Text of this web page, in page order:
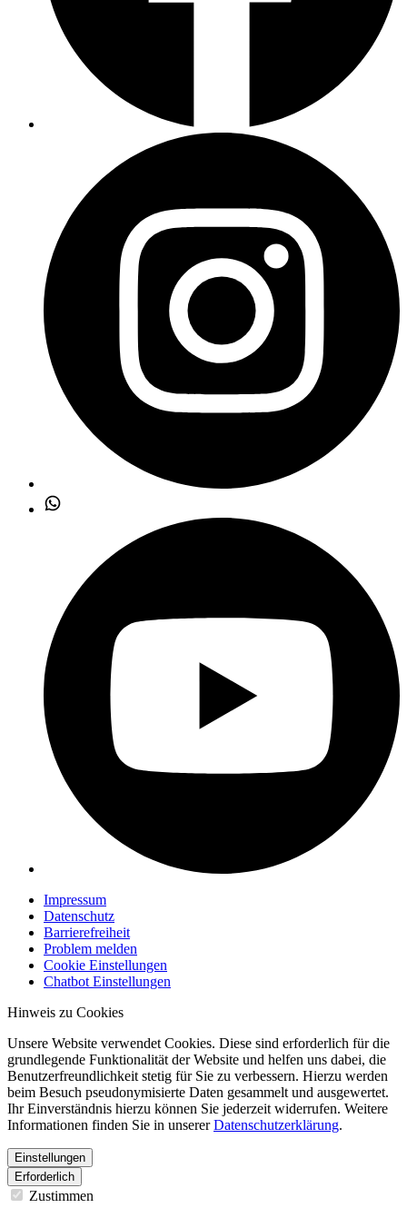
Impressum
Datenschutz
Barrierefreiheit
Problem melden
Cookie Einstellungen
Chatbot Einstellungen
Hinweis zu Cookies
Unsere Website verwendet Cookies. Diese sind erforderlich für die
grundlegende Funktionalität der Website und helfen uns dabei, die
Benutzerfreundlichkeit stetig für Sie zu verbessern. Hierzu werden
beim Besuch pseudonymisierte Daten gesammelt und ausgewertet.
Ihr Einverständnis hierzu können Sie jederzeit widerrufen. Weitere
Informationen finden Sie in unsererDatenschutzerklärung.
Einstellungen
Erforderlich
Zustimmen